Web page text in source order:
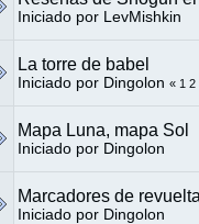
Iniciado por LevMishkin
La torre de babel
Iniciado por Dingolon « 1 2
Mapa Luna, mapa Sol
Iniciado por Dingolon
Marcadores de revuelta
Iniciado por Dingolon